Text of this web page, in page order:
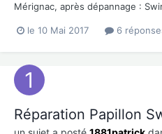
Mérignac, après dépannage :
(J'ai lu la charte du forum, mon
le 10 Mai 2017 6
Réparation Papillon